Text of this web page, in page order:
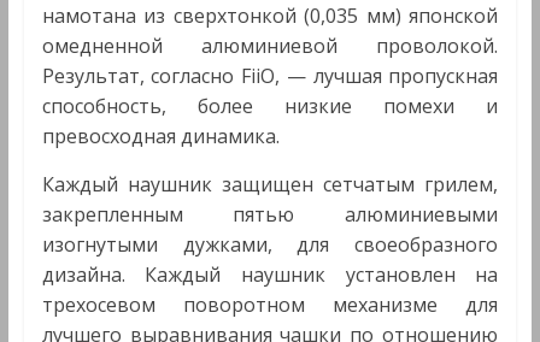
намотана из сверхтонкой (0,035 мм) японской
омедненной алюминиевой проволокой.
Результат, согласно FiiO, — лучшая пропускная
способность, более низкие помехи и
превосходная динамика.
Каждый наушник защищен сетчатым грилем,
закрепленным пятью алюминиевыми
изогнутыми дужками, для своеобразного
дизайна. Каждый наушник установлен на
трехосевом поворотном механизме для
лучшего выравнивания чашки по отношению